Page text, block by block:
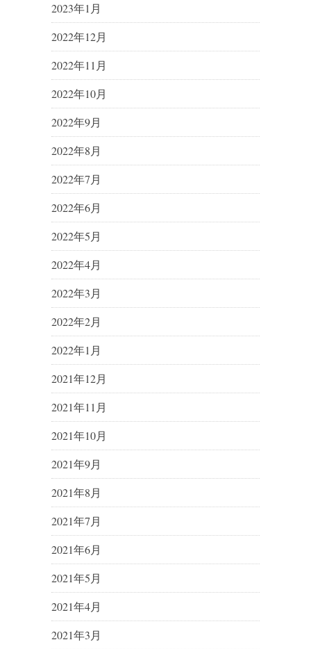
2023年1月
2022年12月
2022年11月
2022年10月
2022年9月
2022年8月
2022年7月
2022年6月
2022年5月
2022年4月
2022年3月
2022年2月
2022年1月
2021年12月
2021年11月
2021年10月
2021年9月
2021年8月
2021年7月
2021年6月
2021年5月
2021年4月
2021年3月